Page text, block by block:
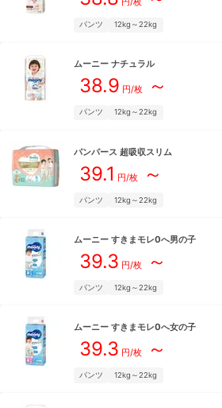
パンツ 12kg～22kg
ムーニー ナチュラル
38.9 円/枚～
パンツ 12kg～22kg
パンパース 超吸収スリム
39.1 円/枚～
パンツ 12kg～22kg
ムーニー すきまモレ0へ男の子
39.3 円/枚～
パンツ 12kg～22kg
ムーニー すきまモレ0へ女の子
39.3 円/枚～
パンツ 12kg～22kg